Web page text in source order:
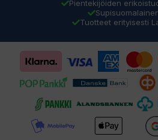
Pientekijöiden
Tuotteet erityisesti